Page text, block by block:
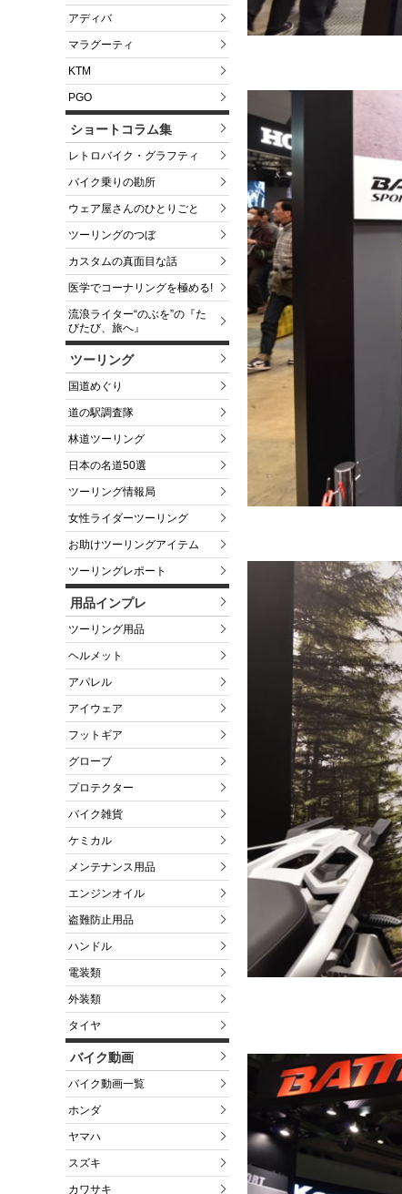
アディバ
マラグーティ
KTM
PGO
ショートコラム集
レトロバイク・グラフティ
バイク乗りの勘所
ウェア屋さんのひとりごと
ツーリングのつぼ
カスタムの真面目な話
医学でコーナリングを極める!
流浪ライター“のぶを”の『た
びたび、旅へ』
ツーリング
国道めぐり
道の駅調査隊
林道ツーリング
日本の名道50選
ツーリング情報局
女性ライダーツーリング
お助けツーリングアイテム
ツーリングレポート
用品インプレ
ツーリング用品
ヘルメット
アパレル
アイウェア
フットギア
グローブ
プロテクター
バイク雑貨
ケミカル
メンテナンス用品
エンジンオイル
盗難防止用品
ハンドル
電装類
外装類
タイヤ
バイク動画
バイク動画一覧
ホンダ
ヤマハ
スズキ
カワサキ